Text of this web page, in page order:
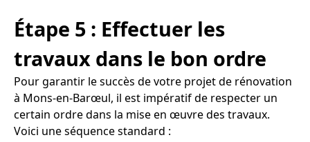
Étape 5 : Effectuer les
travaux dans le bon ordre
Pour garantir le succès de votre projet de rénovation
à Mons-en-Barœul, il est impératif de respecter un
certain ordre dans la mise en œuvre des travaux.
Voici une séquence standard :